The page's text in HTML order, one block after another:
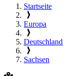
Startseite
Europa
Deutschland
Sachsen